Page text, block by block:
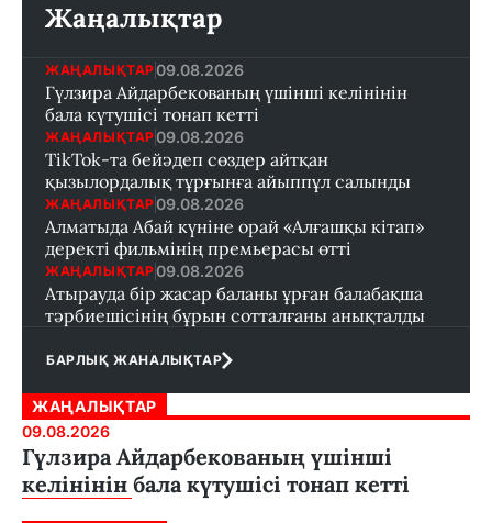
Жаңалықтар
ЖАҢАЛЫҚТАР 09.08.2026
Гүлзира Айдарбекованың үшінші келінінін
бала күтушісі тонап кетті
ЖАҢАЛЫҚТАР 09.08.2026
TikTok-та бейәдеп сөздер айтқан
қызылордалық тұрғынға айыппұл салынды
ЖАҢАЛЫҚТАР 09.08.2026
Алматыда Абай күніне орай «Алғашқы кітап»
деректі фильмінің премьерасы өтті
ЖАҢАЛЫҚТАР 09.08.2026
Атырауда бір жасар баланы ұрған балабақша
тәрбиешісінің бұрын сотталғаны анықталды
БАРЛЫҚ ЖАНАЛЫҚТАР
ЖАҢАЛЫҚТАР
09.08.2026
Гүлзира Айдарбекованың үшінші
келінінін бала күтушісі тонап кетті